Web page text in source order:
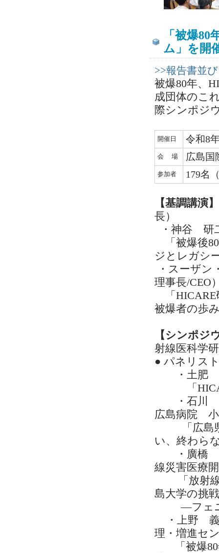
「被爆
ム」を開
>>報告書並
被爆80年、
成団体のこ
際シンポジ
開催日 令和8
会 場 広島国
参加者 179名
【基調講演
長）
・神谷 研
「被爆後
ジとレガシ
・スーザン
理事長/CEO
「HICARE
被爆者の歩
【シンポジ
射線医科学
● パネリス
・土肥 博
「
・石川 暢
広島病院 小
「広島県
い、終わら
・廣橋 伸
線災害医療
「放射線
島大学の挑戦
―フェニ
・上野 義
理・増進セ
「被爆80